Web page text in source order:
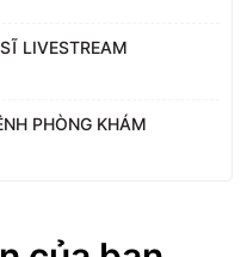
LIVESTREAM
PHÒNG KHÁM